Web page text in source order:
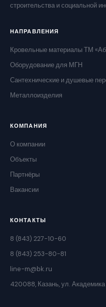
строительства и социальной
НАПРАВЛЕНИЯ
Кровельные материалы ТМ
Оборудование для МГН
Сантехнические и душевые
Металлоизделия
КОМПАНИЯ
О компании
Объекты
Партнёры
Вакансии
КОНТАКТЫ
8 (843) 227-10-60
8 (843) 253-80-81
line-m@bk.ru
420088, Казань, ул.